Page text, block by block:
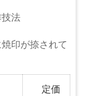
法
印が捺されて
定価